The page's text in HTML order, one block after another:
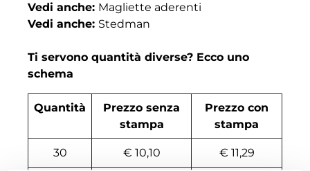
Vedi anche: Magliette aderenti
Vedi anche: Stedman
Ti servono quantità diverse? Ecco uno
schema
Quantità
Prezzo senza
stampa
Prezzo con
stampa
30 € 10,10 € 11,29